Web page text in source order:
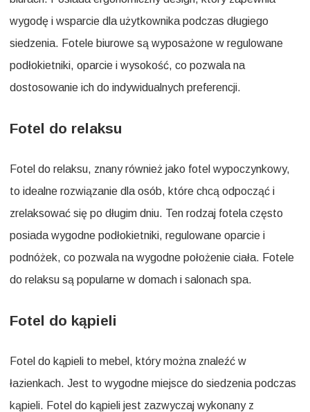
wygodę i wsparcie dla użytkownika podczas długiego
siedzenia. Fotele biurowe są wyposażone w regulowane
podłokietniki, oparcie i wysokość, co pozwala na
dostosowanie ich do indywidualnych preferencji.
Fotel do relaksu
Fotel do relaksu, znany również jako fotel wypoczynkowy,
to idealne rozwiązanie dla osób, które chcą odpocząć i
zrelaksować się po długim dniu. Ten rodzaj fotela często
posiada wygodne podłokietniki, regulowane oparcie i
podnóżek, co pozwala na wygodne położenie ciała. Fotele
do relaksu są popularne w domach i salonach spa.
Fotel do kąpieli
Fotel do kąpieli to mebel, który można znaleźć w
łazienkach. Jest to wygodne miejsce do siedzenia podczas
kąpieli. Fotel do kąpieli jest zazwyczaj wykonany z